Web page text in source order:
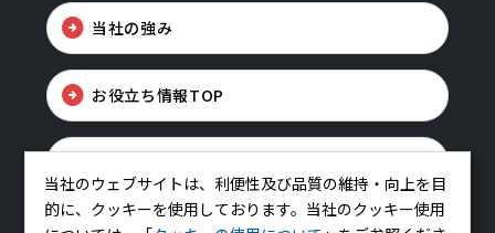
当社の強み
お役立ち情報TOP
当社のウェブサイトは、利便性及び品質の維持・向上を目
的に、クッキーを使用しております。当社のクッキー使用